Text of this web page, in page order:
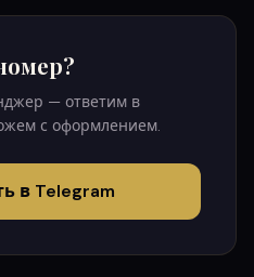
— ответим в
с оформлением.
в Telegram